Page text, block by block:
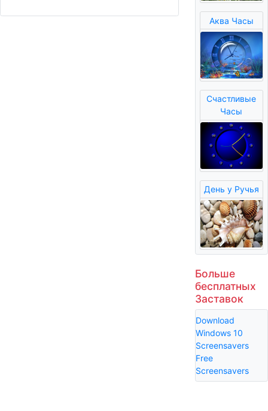
Аква Часы
Счастливые
Часы
День у Ручья
Больше
бесплатных
Заставок
Download
Windows 10
Screensavers
Free
Screensavers